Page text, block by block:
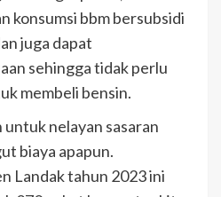
konsumsi bbm bersubsidi
juga dapat
sehingga tidak perlu
membeli bensin.
nelayan sasaran
biaya apapun.
Landak tahun 2023 ini